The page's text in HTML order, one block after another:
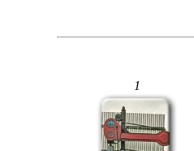
1